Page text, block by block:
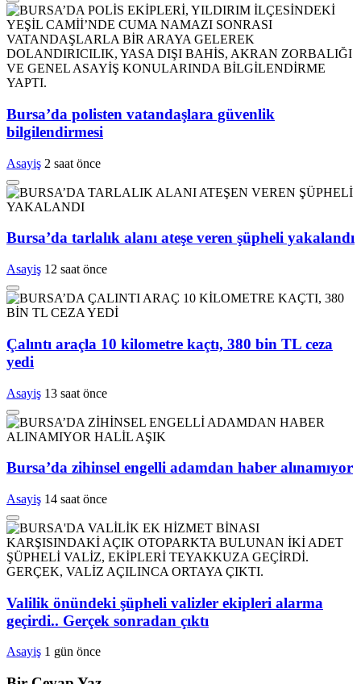
Bursa’da polisten vatandaşlara güvenlik
bilgilendirmesi
Asayiş 2 saat önce
Bursa’da tarlalık alanı ateşe veren şüpheli yakalandı
Asayiş 12 saat önce
Çalıntı araçla 10 kilometre kaçtı, 380 bin TL ceza
yedi
Asayiş 13 saat önce
Bursa’da zihinsel engelli adamdan haber alınamıyor
Asayiş 14 saat önce
Valilik önündeki şüpheli valizler ekipleri alarma
geçirdi.. Gerçek sonradan çıktı
Asayiş 1 gün önce